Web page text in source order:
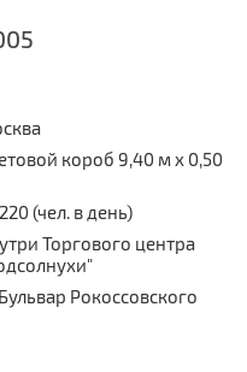
короб 9,40 м x 0,50
(чел. в день)
Торгового центра
Рокоссовского